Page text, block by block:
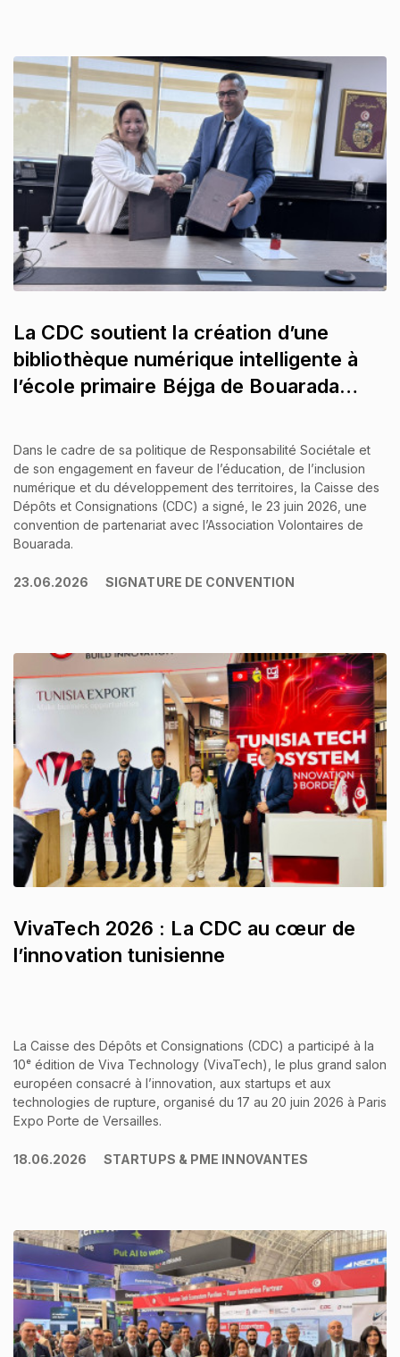
La CDC soutient la création d’une
bibliothèque numérique intelligente à
l’école primaire Béjga de Bouarada…
Dans le cadre de sa politique de Responsabilité Sociétale et
de son engagement en faveur de l’éducation, de l’inclusion
numérique et du développement des territoires, la Caisse des
Dépôts et Consignations (CDC) a signé, le 23 juin 2026, une
convention de partenariat avec l’Association Volontaires de
Bouarada.
23.06.2026 SIGNATURE DE CONVENTION
VivaTech 2026 : La CDC au cœur de
l’innovation tunisienne
La Caisse des Dépôts et Consignations (CDC) a participé à la
10ᵉ édition de Viva Technology (VivaTech), le plus grand salon
européen consacré à l’innovation, aux startups et aux
technologies de rupture, organisé du 17 au 20 juin 2026 à Paris
Expo Porte de Versailles.
18.06.2026 STARTUPS & PME INNOVANTES